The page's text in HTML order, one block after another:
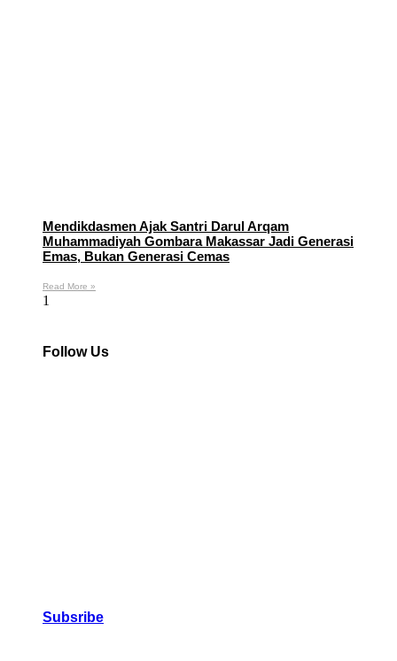
Mendikdasmen Ajak Santri Darul Arqam
Muhammadiyah Gombara Makassar Jadi Generasi
Emas, Bukan Generasi Cemas
Read More »
Follow Us
Subsribe